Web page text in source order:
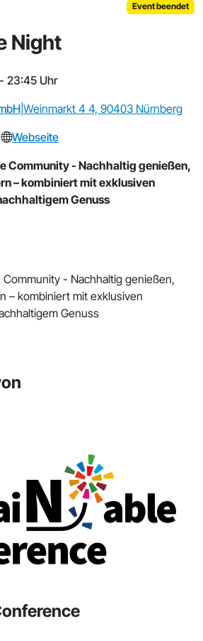
Event beendet
Night
23:45 Uhr
Weinmarkt 4 4, 90403 Nürnberg
Webseite
Community - Nachhaltig genießen,
– kombiniert mit exklusiven
Genuss
- Nachhaltig genießen,
– kombiniert mit exklusiven
Genuss